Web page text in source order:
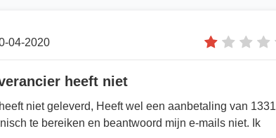
04-2020
heeft niet
niet geleverd, Heeft wel een aanbetaling van 1331
te bereiken en beantwoord mijn e-mails niet. Ik